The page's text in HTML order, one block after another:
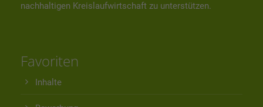
nachhaltigen Kreislaufwirtschaft zu unterstützen.
Favoriten
Inhalte